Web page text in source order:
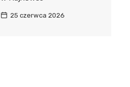
25 czerwca 2026